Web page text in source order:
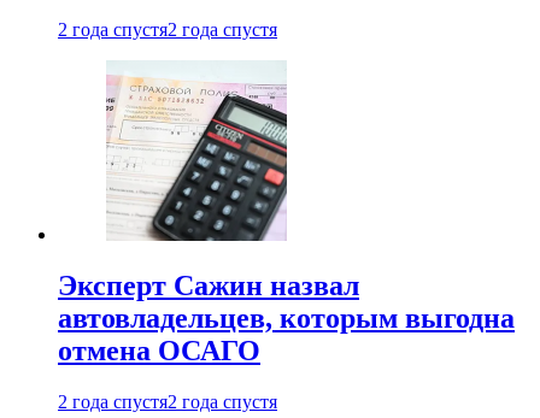
2 года спустя2 года спустя
Эксперт Сажин назвал
автовладельцев, которым выгодна
отмена ОСАГО
2 года спустя2 года спустя